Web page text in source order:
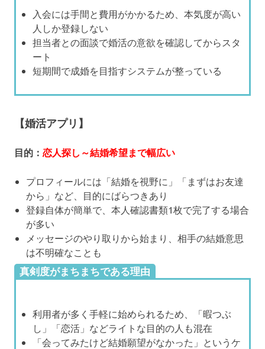
入会には手間と費用がかかるため、本気度が高い
人しか登録しない
担当者との面談で婚活の意欲を確認してからスタ
ート
短期間で成婚を目指すシステムが整っている
【婚活アプリ】
目的： 恋人探し～結婚希望まで幅広い
プロフィールには「結婚を視野に」「まずはお友達
から」など、目的にばらつきあり
登録自体が簡単で、本人確認書類1枚で完了する場合
が多い
メッセージのやり取りから始まり、相手の結婚意思
は不明確なことも
真剣度がまちまちである理由
利用者が多く手軽に始められるため、「暇つぶ
し」「恋活」などライトな目的の人も混在
「会ってみたけど結婚願望がなかった」というケ